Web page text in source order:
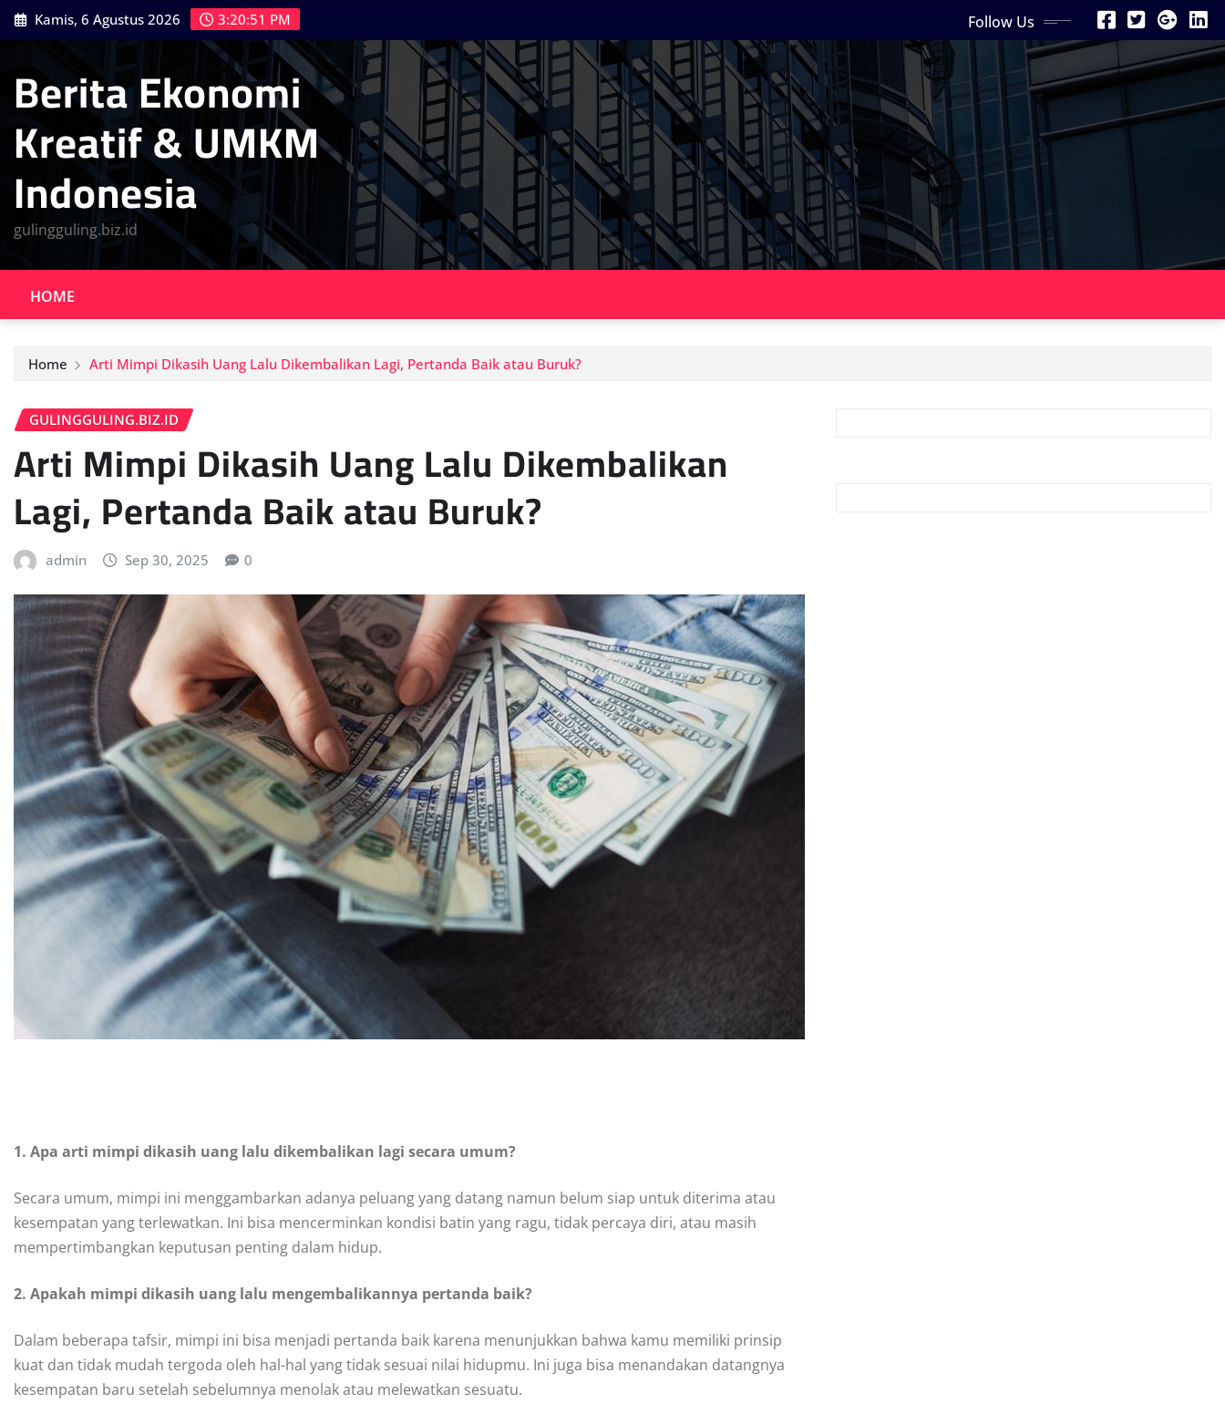
Skip
to
Kamis, 6 Agustus 2026 3:20:53 PM Follow Us
Berita Ekonomi
Kreatif & UMKM
Indonesia
gulingguling.biz.id
HOME
Home Arti Mimpi Dikasih Uang Lalu Dikembalikan Lagi, Pertanda Baik atau Buruk?
GULINGGULING.BIZ.ID
Arti Mimpi Dikasih Uang Lalu Dikembalikan
Lagi, Pertanda Baik atau Buruk?
admin Sep 30, 2025 0
1. Apa arti mimpi dikasih uang lalu dikembalikan lagi secara umum?
Secara umum, mimpi ini menggambarkan adanya peluang yang datang namun belum siap untuk diterima atau
kesempatan yang terlewatkan. Ini bisa mencerminkan kondisi batin yang ragu, tidak percaya diri, atau masih
mempertimbangkan keputusan penting dalam hidup.
2. Apakah mimpi dikasih uang lalu mengembalikannya pertanda baik?
Dalam beberapa tafsir, mimpi ini bisa menjadi pertanda baik karena menunjukkan bahwa kamu memiliki prinsip
kuat dan tidak mudah tergoda oleh hal-hal yang tidak sesuai nilai hidupmu. Ini juga bisa menandakan datangnya
kesempatan baru setelah sebelumnya menolak atau melewatkan sesuatu.